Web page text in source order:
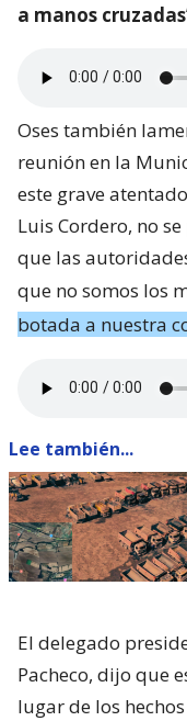
a manos
Oses también
reunión en la
este grave
Luis Cordero, no
que las
que no somos los
botada a nuestra
Lee también...
El delegado
Pacheco, dijo que
lugar de los